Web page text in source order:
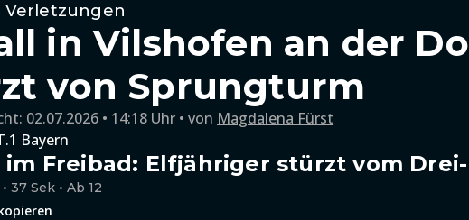
Verletzungen
in Vilshofen an der
von Sprungturm
02.07.2026 • 14:18 Uhr von Magdalena Fürst
Bayern
im Freibad: Elfjähriger stürzt vom
37 Sek • Ab 12